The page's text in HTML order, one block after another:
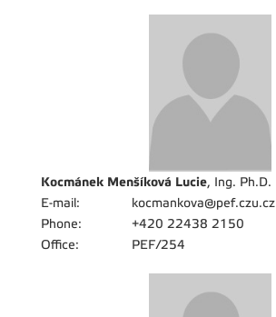
Kocmánek Menšíková Lucie, Ing. Ph.D.
E-mail:
kocmankova@pef.czu.cz
Phone:
+420 22438 2150
Office:
PEF/254